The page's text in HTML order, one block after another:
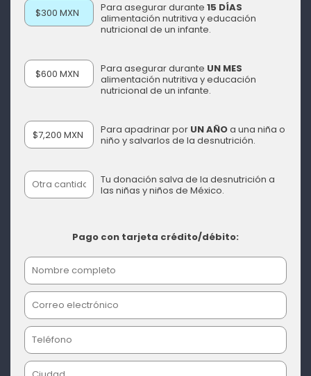
$300 MXN Para asegurar durante 15 DÍAS
alimentación nutritiva y educación
nutricional de un infante.
$600 MXN Para asegurar durante UN MES
alimentación nutritiva y educación
nutricional de un infante.
$7,200 MXN Para apadrinar por UN AÑOa una niña o
niño y salvarlos de la desnutrición.
Tu donación salva de la desnutrición a
las niñas y niños de México.
Pago con tarjeta crédito/débito: